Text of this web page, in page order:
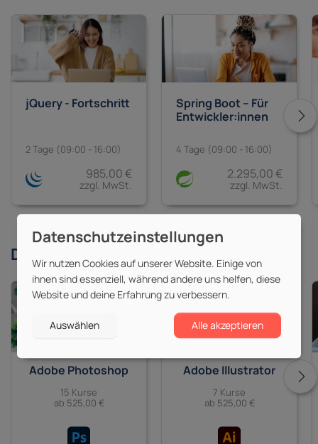
jQuery - Fortschritt
2 Tage (09:00 - 16:00)
985,00 €
zzgl. MwSt.
Spring Boot – Für
Entwickler:innen
4 Tage (09:00 - 16:00)
2.295,00 €
zzgl. MwSt.
Derzeit beliebteThemen
Adobe Photoshop
15 Kurse
ab 525,00 €
Adobe Illustrator
7 Kurse
ab 525,00 €
Wir nutzen Cookies auf unserer Website. Einige von
ihnen sind essenziell, während andere uns helfen, diese
Website und deine Erfahrung zu verbessern.
Auswählen Alle akzeptieren